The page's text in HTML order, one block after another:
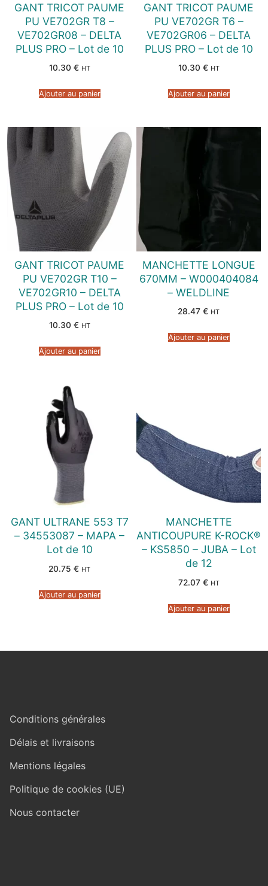
GANT TRICOT PAUME
PU VE702GR T8 –
VE702GR08 – DELTA
PLUS PRO – Lot de 10
10.30 € HT
Ajouter au panier
GANT TRICOT PAUME
PU VE702GR T6 –
VE702GR06 – DELTA
PLUS PRO – Lot de 10
10.30 € HT
Ajouter au panier
GANT TRICOT PAUME
PU VE702GR T10 –
VE702GR10 – DELTA
PLUS PRO – Lot de 10
10.30 € HT
Ajouter au panier
MANCHETTE LONGUE
670MM – W000404084
– WELDLINE
28.47 € HT
Ajouter au panier
GANT ULTRANE 553 T7
– 34553087 – MAPA –
Lot de 10
20.75 € HT
Ajouter au panier
MANCHETTE
ANTICOUPURE K-ROCK®
– KS5850 – JUBA – Lot
de 12
72.07 € HT
Ajouter au panier
Conditions générales
Délais et livraisons
Mentions légales
Politique de cookies (UE)
Nous contacter